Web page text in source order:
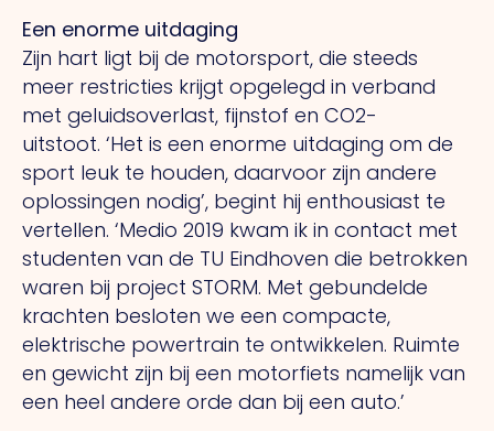
Een enorme uitdaging
Zijn hart ligt bij de motorsport, die steeds
meer restricties krijgt opgelegd in verband
met geluidsoverlast, fijnstof en CO2-
uitstoot. ‘Het is een enorme uitdaging om de
sport leuk te houden, daarvoor zijn andere
oplossingen nodig’, begint hij enthousiast te
vertellen. ‘Medio 2019 kwam ik in contact met
studenten van de TU Eindhoven die betrokken
waren bij project STORM. Met gebundelde
krachten besloten we een compacte,
elektrische powertrain te ontwikkelen. Ruimte
en gewicht zijn bij een motorfiets namelijk van
een heel andere orde dan bij een auto.’